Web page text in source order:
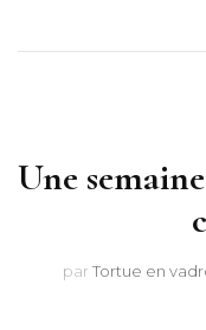
Une
par Tortue en